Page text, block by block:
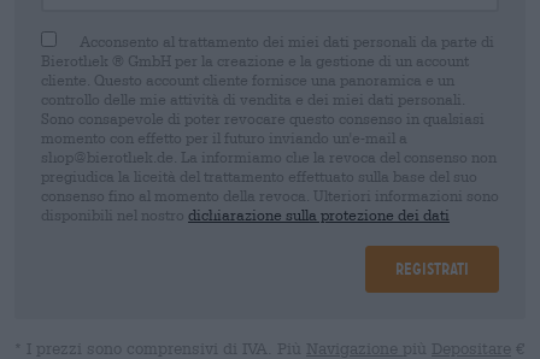
Acconsento al trattamento dei miei dati personali da parte di
Bierothek ® GmbH per la creazione e la gestione di un account
cliente. Questo account cliente fornisce una panoramica e un
controllo delle mie attività di vendita e dei miei dati personali.
Sono consapevole di poter revocare questo consenso in qualsiasi
momento con effetto per il futuro inviando un'e-mail a
shop@bierothek.de. La informiamo che la revoca del consenso non
pregiudica la liceità del trattamento effettuato sulla base del suo
consenso fino al momento della revoca. Ulteriori informazioni sono
disponibili nel nostro dichiarazione sulla protezione dei dati
Registrati
* I prezzi sono comprensivi di IVA. Più Navigazione più Depositare €